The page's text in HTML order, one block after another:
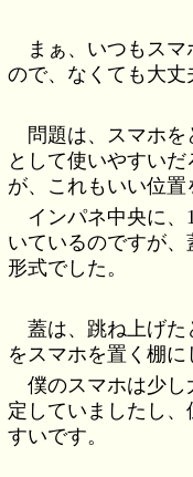
まぁ、いつもス
ので、なくても大丈
問題は、スマホ
として使いやすい
が、これもいい位置
インパネ中央に
いているのですが
形式でした。
蓋は、跳ね上げた
をスマホを置く棚に
僕のスマホは少
定していましたし
すいです。